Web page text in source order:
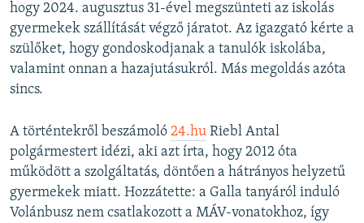
hogy 2024. augusztus 31-ével megszünteti az iskolás
gyermekek szállítását végző járatot. Az igazgató kérte a
szülőket, hogy gondoskodjanak a tanulók iskolába,
valamint onnan a hazajutásukról. Más megoldás azóta
sincs.
A történtekről beszámoló 24.hu Riebl Antal
polgármestert idézi, aki azt írta, hogy 2012 óta
működött a szolgáltatás, döntően a hátrányos helyzetű
gyermekek miatt. Hozzátette: a Galla tanyáról induló
Volánbusz nem csatlakozott a MÁV-vonatokhoz, így